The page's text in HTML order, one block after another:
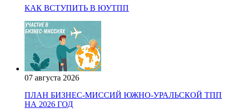
КАК ВСТУПИТЬ В ЮУТПП
07 августа 2026
ПЛАН БИЗНЕС-МИССИЙ ЮЖНО-УРАЛЬСКОЙ ТПП
НА 2026 ГОД